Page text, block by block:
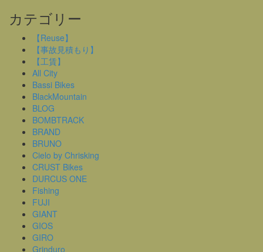
カテゴリー
【Reuse】
【事故見積もり】
【工賃】
All City
Bassi Bikes
BlackMountain
BLOG
BOMBTRACK
BRAND
BRUNO
Cielo by Chrisking
CRUST Bikes
DURCUS ONE
Fishing
FUJI
GIANT
GIOS
GIRO
Grinduro